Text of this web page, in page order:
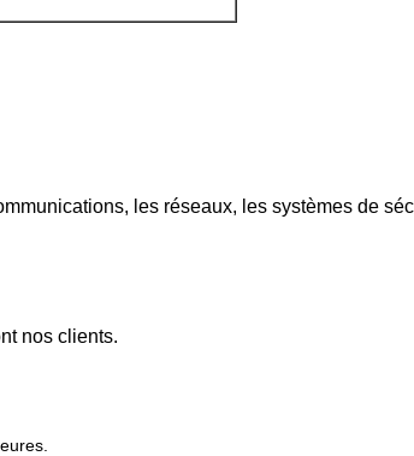
les réseaux, les systèmes de
nos clients.